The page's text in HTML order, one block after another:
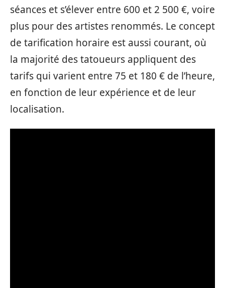
séances et s’élever entre 600 et 2 500 €, voire
plus pour des artistes renommés. Le concept
de tarification horaire est aussi courant, où
la majorité des tatoueurs appliquent des
tarifs qui varient entre 75 et 180 € de l’heure,
en fonction de leur expérience et de leur
localisation.